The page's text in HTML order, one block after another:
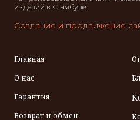
изделий в Стамбуле.
Создание и продвижение
Главная
О нас
Гарантия
Возврат и обмен